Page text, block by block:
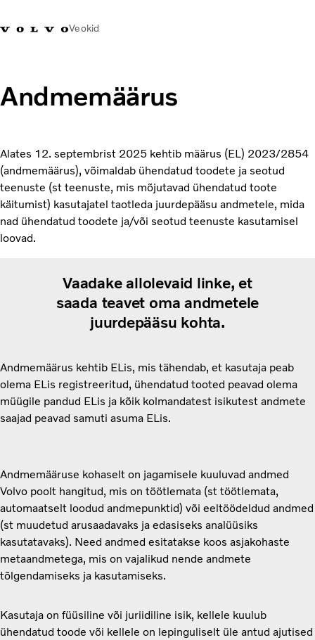
Veokid
Veokid
Teenused
KONTAKTID & ESINDUSED
Uudised
Meist
Kampaaniad
Andmemäärus
Alates 12. septembrist 2025 kehtib määrus (EL) 2023/2854
(andmemäärus), võimaldab ühendatud toodete ja seotud
teenuste (st teenuste, mis mõjutavad ühendatud toote
käitumist) kasutajatel taotleda juurdepääsu andmetele, mida
nad ühendatud toodete ja/või seotud teenuste kasutamisel
loovad.
Vaadake allolevaid linke, et
saada teavet oma andmetele
juurdepääsu kohta.
Andmemäärus kehtib ELis, mis tähendab, et kasutaja peab
olema ELis registreeritud, ühendatud tooted peavad olema
müügile pandud ELis ja kõik kolmandatest isikutest andmete
saajad peavad samuti asuma ELis.
Andmemääruse kohaselt on jagamisele kuuluvad andmed
Volvo poolt hangitud, mis on töötlemata (st töötlemata,
automaatselt loodud andmepunktid) või eeltöödeldud andmed
(st muudetud arusaadavaks ja edasiseks analüüsiks
kasutatavaks). Need andmed esitatakse koos asjakohaste
metaandmetega, mis on vajalikud nende andmete
tõlgendamiseks ja kasutamiseks.
Kasutaja on füüsiline või juriidiline isik, kellele kuulub
ühendatud toode või kellele on lepinguliselt üle antud ajutised